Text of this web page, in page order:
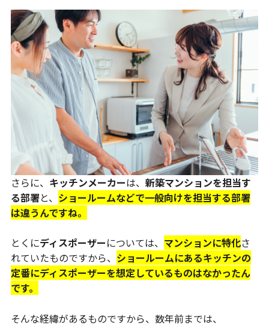
さらに、 キッチンメーカーは、 新築マンションを担当す
る部署と、 ショールームなどで一般向けを担当する部署
は違うんですね。
とくにディスポーザーについては、 マンションに特化さ
れていたものですから、 ショールームにあるキッチンの
定番にディスポーザーを想定しているものはなかったん
です。
そんな経緯があるものですから、数年前までは、